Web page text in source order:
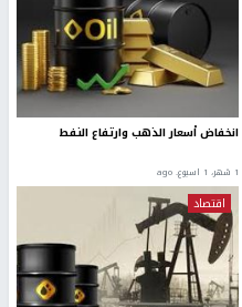
انخفاض أسعار الذهب وارتفاع النفط
1 شهر، 1 اسبوع. ago
اقتصاد